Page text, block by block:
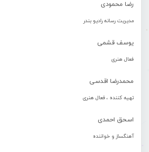
رضا محمودی
مدیریت رسانه رادیو بندر
یوسف قشمی
فعال هنری
محمدرضا اقدسی
تهیه کننده ، فعال هنری
اسحق احمدی
آهنگساز و خواننده